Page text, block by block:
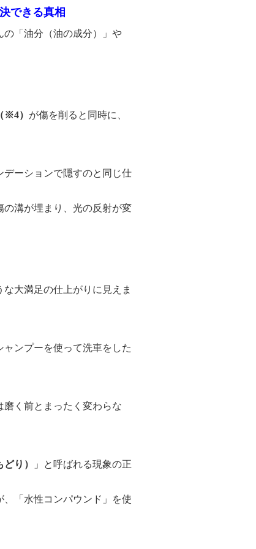
できる真相
「油分（油の成分）」や
※4） が傷を削ると同時に、
ションで隠すのと同じ仕
が埋まり、光の反射が変
満足の仕上がりに見えま
プーを使って洗車をした
前とまったく変わらな
り）
」と呼ばれる現象の正
水性コンパウンド」を使